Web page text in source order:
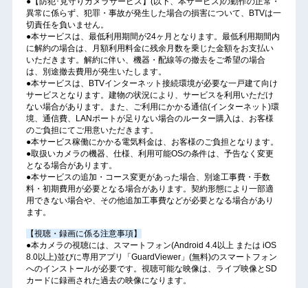
異常に係らず、犯罪・事故が発生した場合の損害について、BTVは一
切責任を負いません。
●本サービスは、最低利用期間が24ヶ月となります。最低利用期間内
に解約の場合は、月額利用料金に残余月数を乗じた金額をお支払い
いただきます。解約に伴い、機器・配線等の撤去をご希望の場合
は、別途撤去費用が発生いたします。
●本サービスは、BTVインターネット接続環境が必要な一戸建て向け
サービスとなります。建物の状況により、サービスを利用いただけ
ない場合があります。また、ご利用にかかる通信(インターネット)環
境、通信費、LANポートが足りない場合のルーター購入は、お客様
のご負担にてご用意いただきます。
●本サービス稼働にかかる電気料金は、お客様のご負担となります。
●取扱いカメラの機器、仕様、利用可能OSの条件は、予告なく変更
となる場合があります。
●本サービスの追加・コース変更があった場合、別途工事費・手数
料・初期費用が必要となる場合があります。契約形態により一部適
用できない場合や、その他追加工事費などが必要となる場合があり
ます。
【視聴・録画に係る注意事項】
●本カメラの視聴には、スマートフォン(Android 4.4以上 または iOS
8.0以上)並びに専用アプリ「GuardViewer」(無料)のスマートフォン
へのインストールが必要です。視聴可能な映像は、ライブ映像とSD
カードに録画された過去の映像になります。